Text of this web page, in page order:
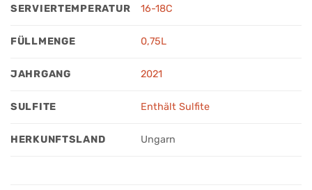
SERVIERTEMPERATUR 16-18C
FÜLLMENGE 0,75L
JAHRGANG 2021
SULFITE Enthält Sulfite
HERKUNFTSLAND Ungarn